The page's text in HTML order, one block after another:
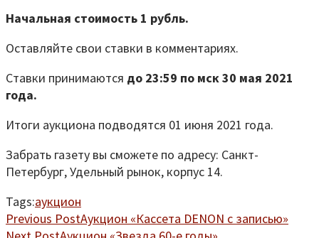
Начальная стоимость 1 рубль.
Оставляйте свои ставки в комментариях.
Ставки принимаются до 23:59 по мск 30 мая 2021
года.
Итоги аукциона подводятся 01 июня 2021 года.
Забрать газету вы сможете по адресу: Санкт-
Петербург, Удельный рынок, корпус 14.
Tags:аукцион
Previous PostАукцион «Кассета DENON с записью»